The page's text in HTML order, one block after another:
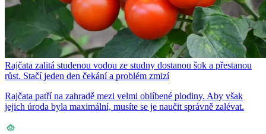
Rajčata zalitá studenou vodou ze studny dostanou šok a přestanou
růst. Stačí jeden den čekání a problém zmizí
Rajčata patří na zahradě mezi velmi oblíbené plodiny. Aby však
jejich úroda byla maximální, musíte se je naučit správně zalévat.